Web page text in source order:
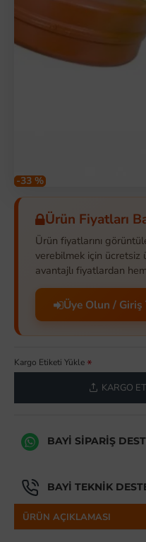
-33 %
Ürün Fiyatları
Ürün fiyatlarını
verebilmek için ücretsiz
avantajlı fiyatlardan
Üye Olun / Giriş
Kargo Etiketi Yükle
KARGO
BAYI SIPARIŞ
BAYI TEKNIK
ÜRÜN AÇIKLAMASI